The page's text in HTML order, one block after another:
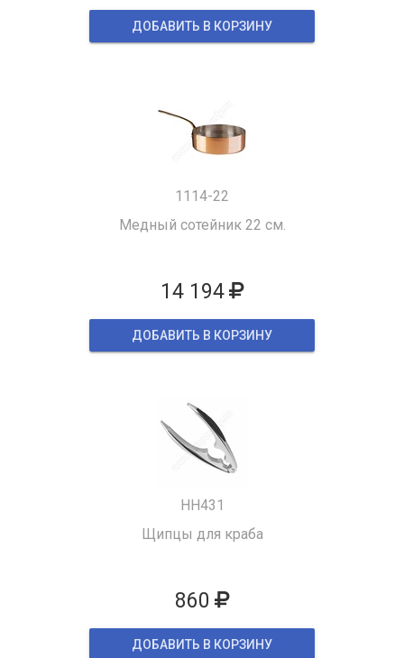
ДОБАВИТЬ В КОРЗИНУ
1114-22
Медный сотейник 22 см.
14 194
ДОБАВИТЬ В КОРЗИНУ
HH431
Щипцы для краба
860
ДОБАВИТЬ В КОРЗИНУ